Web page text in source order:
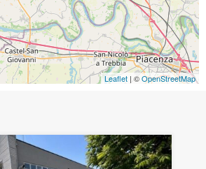
Leaflet | ©OpenStreetMap